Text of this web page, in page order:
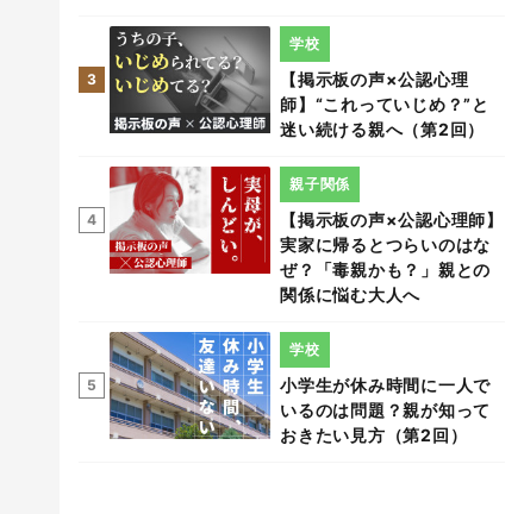
3
【掲示板の声×公認心理
師】“これっていじめ？”と
迷い続ける親へ（第2回）
学校
4
【掲示板の声×公認心理師】
実家に帰るとつらいのはな
ぜ？「毒親かも？」親との
関係に悩む大人へ
親子関係
5
小学生が休み時間に一人で
いるのは問題？親が知って
おきたい見方（第2回）
学校